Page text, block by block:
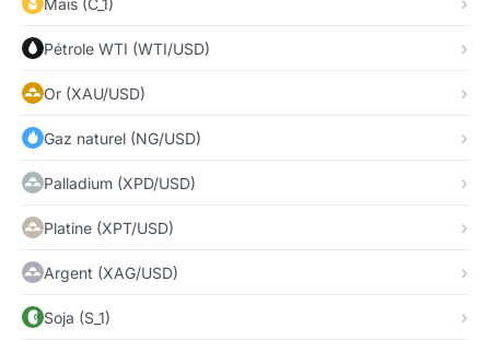
Pétrole WTI (WTI/USD)
Or (XAU/USD)
Gaz naturel (NG/USD)
Palladium (XPD/USD)
Platine (XPT/USD)
Argent (XAG/USD)
Soja (S_1)